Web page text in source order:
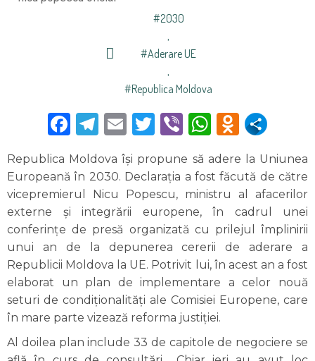
#2030
,
#aderare UE
,
#Republica Moldova
Facebook
Telegram
EmailTwitter
Viber
Republica Moldova își propune să adere la Uniunea
Europeană în 2030. Declarația a fost făcută de către
vicepremierul Nicu Popescu, ministru al afacerilor
externe și integrării europene, în cadrul unei
conferințe de presă organizată cu prilejul împlinirii
unui an de la depunerea cererii de aderare a
Republicii Moldova la UE. Potrivit lui, în acest an a fost
elaborat un plan de implementare a celor nouă
seturi de condiționalități ale Comisiei Europene, care
în mare parte vizează reforma justiției.
Al doilea plan include 33 de capitole de negociere se